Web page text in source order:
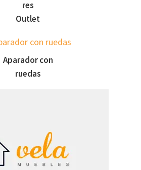
res
Outlet
Aparador con
ruedas